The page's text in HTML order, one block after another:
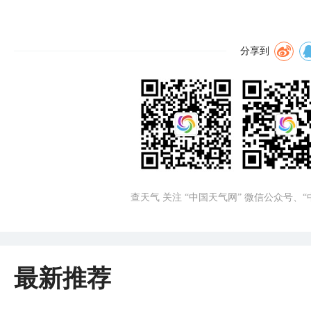
分享到
查天气 关注 “中国天气网” 微信公众号、
最新推荐